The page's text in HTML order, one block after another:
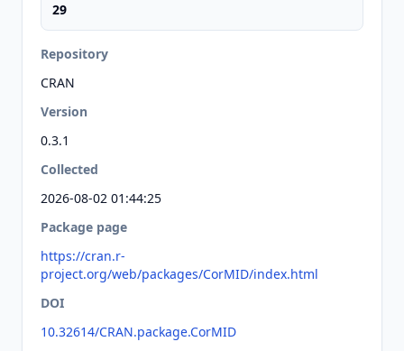
29
Repository
CRAN
Version
0.3.1
Collected
2026-08-02 01:44:25
Package page
https://cran.r-
project.org/web/packages/CorMID/index.html
DOI
10.32614/CRAN.package.CorMID